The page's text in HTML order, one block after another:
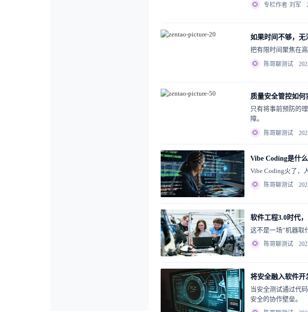
🌻
专栏作者·刘军
如果时间不够，无
把有限时间聚焦在
🌻
陈哥聊测试
质量安全管控如何
只有将事前预防的
障。
🌻
陈哥聊测试
Vibe Coding是什么
Vibe Coding火了，
🌻
陈哥聊测试
软件工程3.0时代
这不是一场“机器取
🌻
陈哥聊测试
将安全融入软件开
当安全测试通过代
安全的协作壁垒。